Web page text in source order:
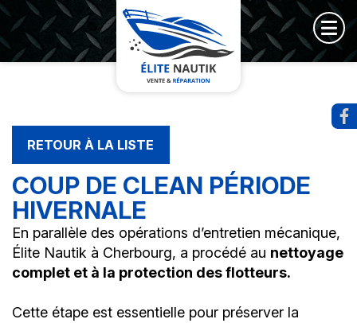
RETOUR À LA LISTE
COUP DE CLEAN PÉRIODE
HIVERNALE
En parallèle des opérations d’entretien mécanique,
Élite Nautik à Cherbourg, a procédé au nettoyage
complet et à la protection des flotteurs.
Cette étape est essentielle pour préserver la